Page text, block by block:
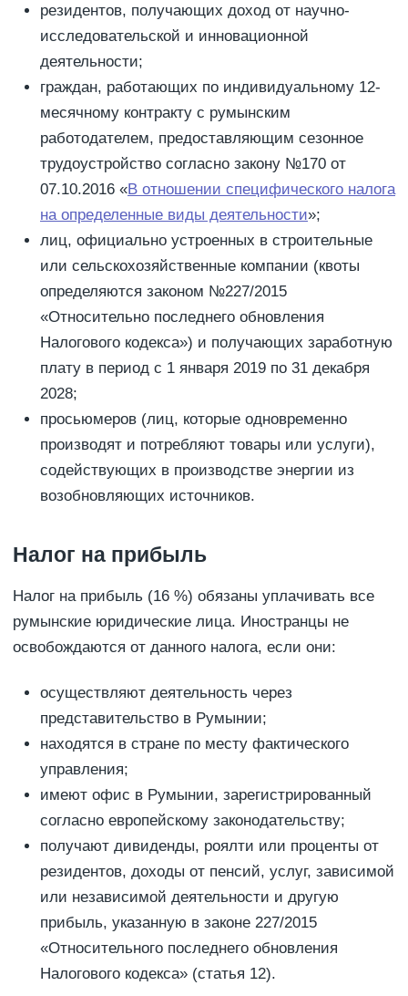
резидентов, получающих доход от научно-
исследовательской и инновационной
деятельности;
граждан, работающих по индивидуальному 12-
месячному контракту с румынским
работодателем, предоставляющим сезонное
трудоустройство согласно закону №170 от
07.10.2016 «В отношении специфического налога
на определенные виды деятельности»;
лиц, официально устроенных в строительные
или сельскохозяйственные компании (квоты
определяются законом №227/2015
«Относительно последнего обновления
Налогового кодекса») и получающих заработную
плату в период с 1 января 2019 по 31 декабря
2028;
просьюмеров (лиц, которые одновременно
производят и потребляют товары или услуги),
содействующих в производстве энергии из
возобновляющих источников.
Налог на прибыль
Налог на прибыль (16 %) обязаны уплачивать все
румынские юридические лица. Иностранцы не
освобождаются от данного налога, если они:
осуществляют деятельность через
представительство в Румынии;
находятся в стране по месту фактического
управления;
имеют офис в Румынии, зарегистрированный
согласно европейскому законодательству;
получают дивиденды, роялти или проценты от
резидентов, доходы от пенсий, услуг, зависимой
или независимой деятельности и другую
прибыль, указанную в законе 227/2015
«Относительного последнего обновления
Налогового кодекса» (статья 12).